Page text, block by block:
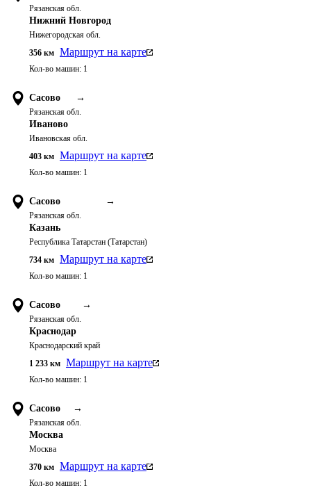
Рязанская обл.
Нижний Новгород
Нижегородская обл.
356 км Маршрут на карте
Кол-во машин: 1
Сасово →
Рязанская обл.
Иваново
Ивановская обл.
403 км Маршрут на карте
Кол-во машин: 1
Сасово →
Рязанская обл.
Казань
Республика Татарстан (Татарстан)
734 км Маршрут на карте
Кол-во машин: 1
Сасово →
Рязанская обл.
Краснодар
Краснодарский край
1 233 км Маршрут на карте
Кол-во машин: 1
Сасово →
Рязанская обл.
Москва
Москва
370 км Маршрут на карте
Кол-во машин: 1